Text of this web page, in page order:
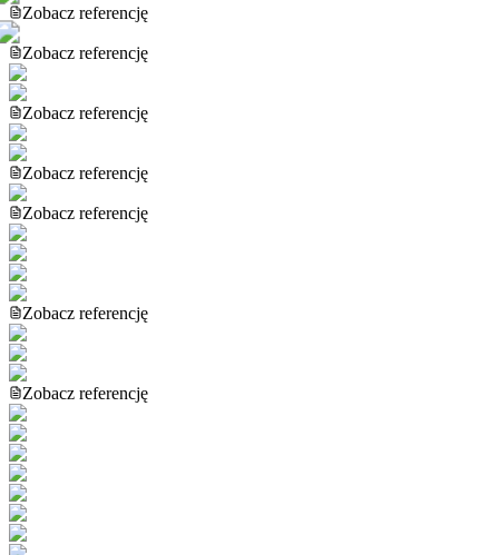
Zobacz referencję
Zobacz referencję
Zobacz referencję
Zobacz referencję
Zobacz referencję
Zobacz referencję
Zobacz referencję